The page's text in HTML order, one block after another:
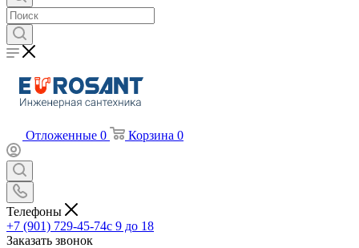
Отложенные 0 Корзина 0
Телефоны
+7 (901) 729-45-74c 9 до 18
Заказать звонок